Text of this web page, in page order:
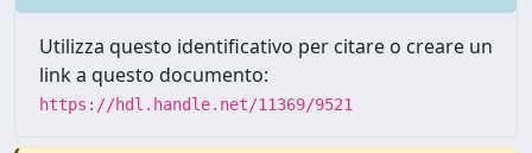
Utilizza questo identificativo per citare o creare un
link a questo documento:
https://hdl.handle.net/11369/9521